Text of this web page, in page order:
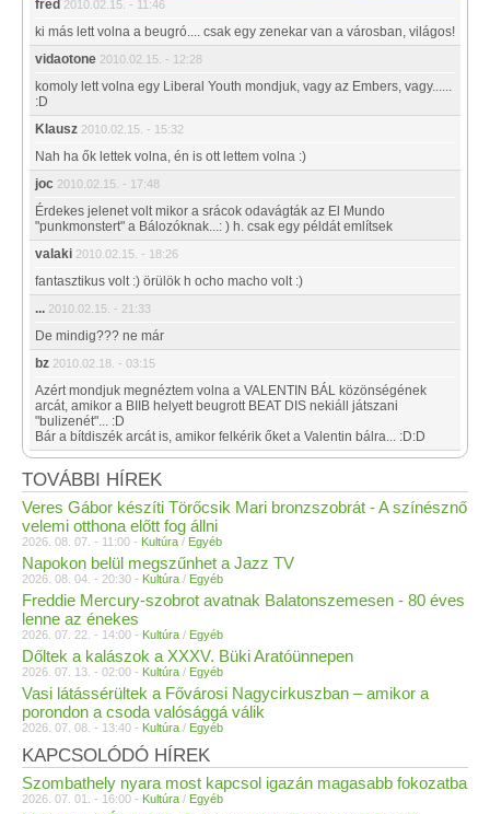
fred 2010.02.15. - 11:46
ki más lett volna a beugró.... csak egy zenekar van a városban, világos!
vidaotone 2010.02.15. - 12:28
komoly lett volna egy Liberal Youth mondjuk, vagy az Embers, vagy......
:D
Klausz 2010.02.15. - 15:32
Nah ha ők lettek volna, én is ott lettem volna :)
joc 2010.02.15. - 17:48
Érdekes jelenet volt mikor a srácok odavágták az El Mundo
"punkmonstert" a Bálozóknak...: ) h. csak egy példát említsek
valaki 2010.02.15. - 18:26
fantasztikus volt :) örülök h ocho macho volt :)
... 2010.02.15. - 21:33
De mindig??? ne már
bz 2010.02.18. - 03:15
Azért mondjuk megnéztem volna a VALENTIN BÁL közönségének
arcát, amikor a BIIB helyett beugrott BEAT DIS nekiáll játszani
"bulizenét"... :D
Bár a bítdiszék arcát is, amikor felkérik őket a Valentin bálra... :D:D
TOVÁBBI HÍREK
Veres Gábor készíti Törőcsik Mari bronzszobrát - A színésznő
velemi otthona előtt fog állni
2026. 08. 07. - 11:00 - Kultúra / Egyéb
Napokon belül megszűnhet a Jazz TV
2026. 08. 04. - 20:30 - Kultúra / Egyéb
Freddie Mercury-szobrot avatnak Balatonszemesen - 80 éves
lenne az énekes
2026. 07. 22. - 14:00 - Kultúra / Egyéb
Dőltek a kalászok a XXXV. Büki Aratóünnepen
2026. 07. 13. - 02:00 - Kultúra / Egyéb
Vasi látássérültek a Fővárosi Nagycirkuszban – amikor a
porondon a csoda valósággá válik
2026. 07. 08. - 13:40 - Kultúra / Egyéb
KAPCSOLÓDÓ HÍREK
Szombathely nyara most kapcsol igazán magasabb fokozatba
2026. 07. 01. - 16:00 - Kultúra / Egyéb